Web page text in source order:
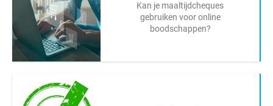
Kan je maaltijdcheques
gebruiken voor online
boodschappen?